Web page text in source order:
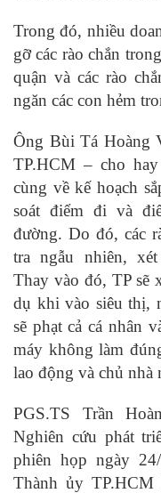
Trong đó, nhiều
gỡ các rào chắn
quận và các rào
ngăn các con hẻm
Ông Bùi Tá Hoàng
TP.HCM – cho
cùng về kế hoạch
soát điểm đi và
đường. Do đó, các
tra ngẫu nhiên,
Thay vào đó, TP sẽ
dụ khi vào siêu thị,
sẽ phạt cả cá nhân
máy không làm
lao động và chủ nhà
PGS.TS Trần
Nghiên cứu phát
phiên họp ngày
Thành ủy